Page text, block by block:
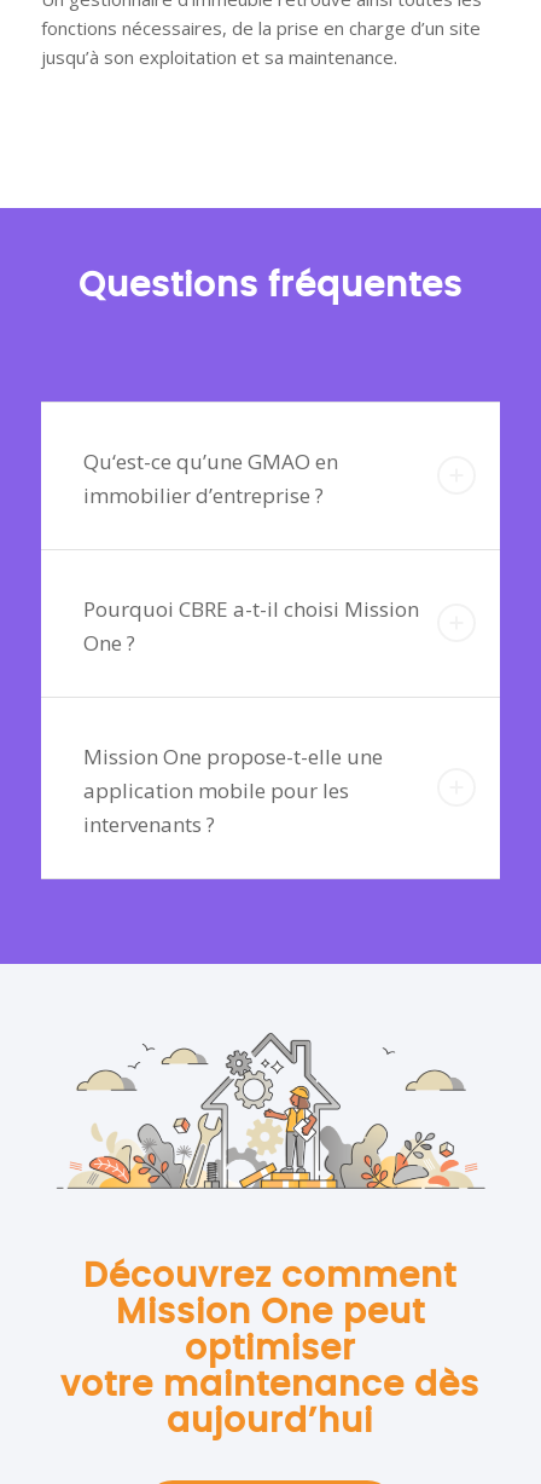
fonctions nécessaires, de la prise en charge d’un site
jusqu’à son exploitation et sa maintenance.
Questions fréquentes
Qu‘est-ce qu’une GMAO en
immobilier d’entreprise ?
Pourquoi CBRE a-t-il choisi Mission
One ?
Mission One propose-t-elle une
application mobile pour les
intervenants ?
Découvrez comment
Mission One peut
optimiser
votre maintenance dès
aujourd’hui